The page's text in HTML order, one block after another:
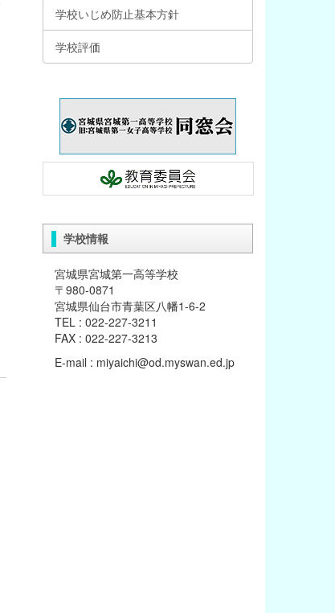
学校いじめ防止基本方針
学校評価
学校情報
宮城県宮城第一高等学校
〒980-0871
宮城県仙台市青葉区八幡1-6-2
TEL : 022-227-3211
FAX : 022-227-3213
E-mail : miyaichi@od.myswan.ed.jp